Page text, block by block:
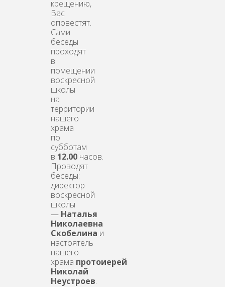
крещению,
Вас
оповестят.
Сами
беседы
проходят
в
помещении
воскресной
школы
на
территории
нашего
храма
по
субботам
в 12.00 часов.
Проводят
беседы:
директор
воскресной
школы
— Наталья
Николаевна
Скобелина и
настоятель
нашего
храма протоиерей
Николай
Неустроев.